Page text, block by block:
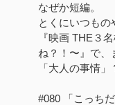
なぜか短編。
とくにいつもの
『映画 THE３
ね？！〜』で、
「大人の事情」
#080 「こっちだ